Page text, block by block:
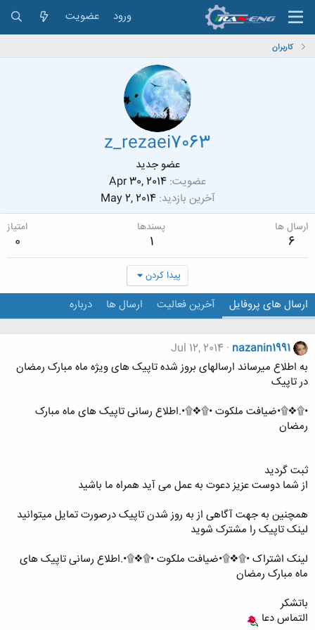
ورود عضویت
کاربران
z_rezaei7063
عضو جدید
عضویت Apr 30, 2014
آخرین بازدید May 2, 2014
ارسال ها
6
پسندها
1
امتیاز
0
پیدا کردن
ارسال های پروفایل آخرین فعالیت ارسال ها درباره
nazanin1991
Jul 12, 2014
به اطلاع میرساند ارسالهای بروز شده تاپیک های ویژه ماه مبارک رمضان
در تاپیک
•۩❖۩•ضیافت ملکوت •۩❖۩•.اطلاع رسانی تاپیک های ماه مبارک
رمضان
ثبت گردید
از شما دوست عزیز دعوت به عمل می آید همراه ما باشید
همچنین به جهت آگاهی از به روز شدن تاپیک درصورت تمایل میتوانید
لینک تاپیک را مشترک شوید
لینک اشتراک •۩❖۩•ضیافت ملکوت •۩❖۩•.اطلاع رسانی تاپیک های
ماه مبارک رمضان
باتشکر
التماس دعا